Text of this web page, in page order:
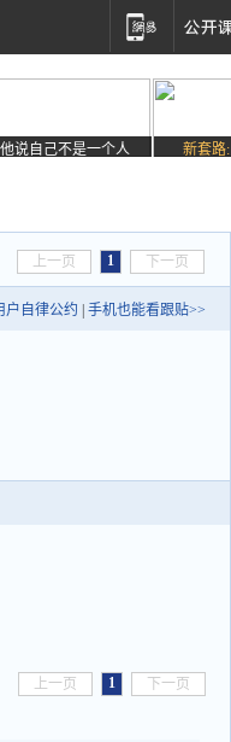
他说自己不是一个人 新套路:
上一页 1 下一页
户自律公约 手机也能看跟贴>>
上一页 1 下一页